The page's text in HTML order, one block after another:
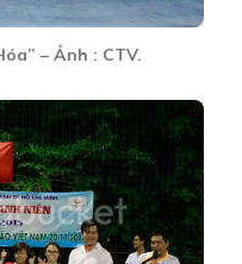
– Ảnh : CTV.